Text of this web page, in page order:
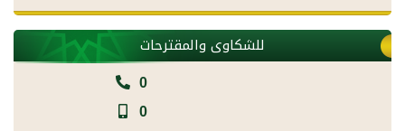
للشكاوى والمقترحات
0
0